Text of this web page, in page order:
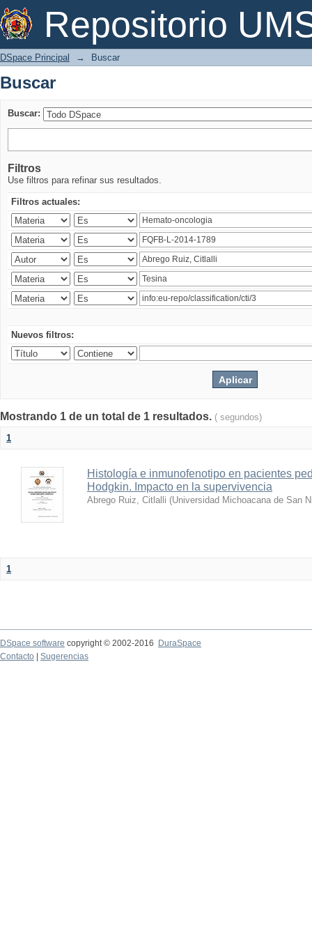
Repositorio
Buscar
DSpace Principal → Buscar
Buscar
Buscar:
Filtros
Use filtros para refinar sus resultados.
Filtros actuales:
Nuevos filtros:
Mostrando 1 de un total de 1 resultados. ( segundos)
1
Histología e inmunofenotipo en pacientes
Hodgkin. Impacto en la supervivencia
Abrego Ruiz, Citlalli (Universidad Michoacana de San
1
DSpace software copyright © 2002-2016
DuraSpace
Contacto
Sugerencias